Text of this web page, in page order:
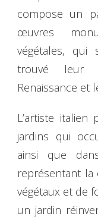
compose un
œuvres
végétales, qui
trouvé leur
Renaissance et
L’artiste
jardins qui
ainsi que
représentant
végétaux et de
un jardin